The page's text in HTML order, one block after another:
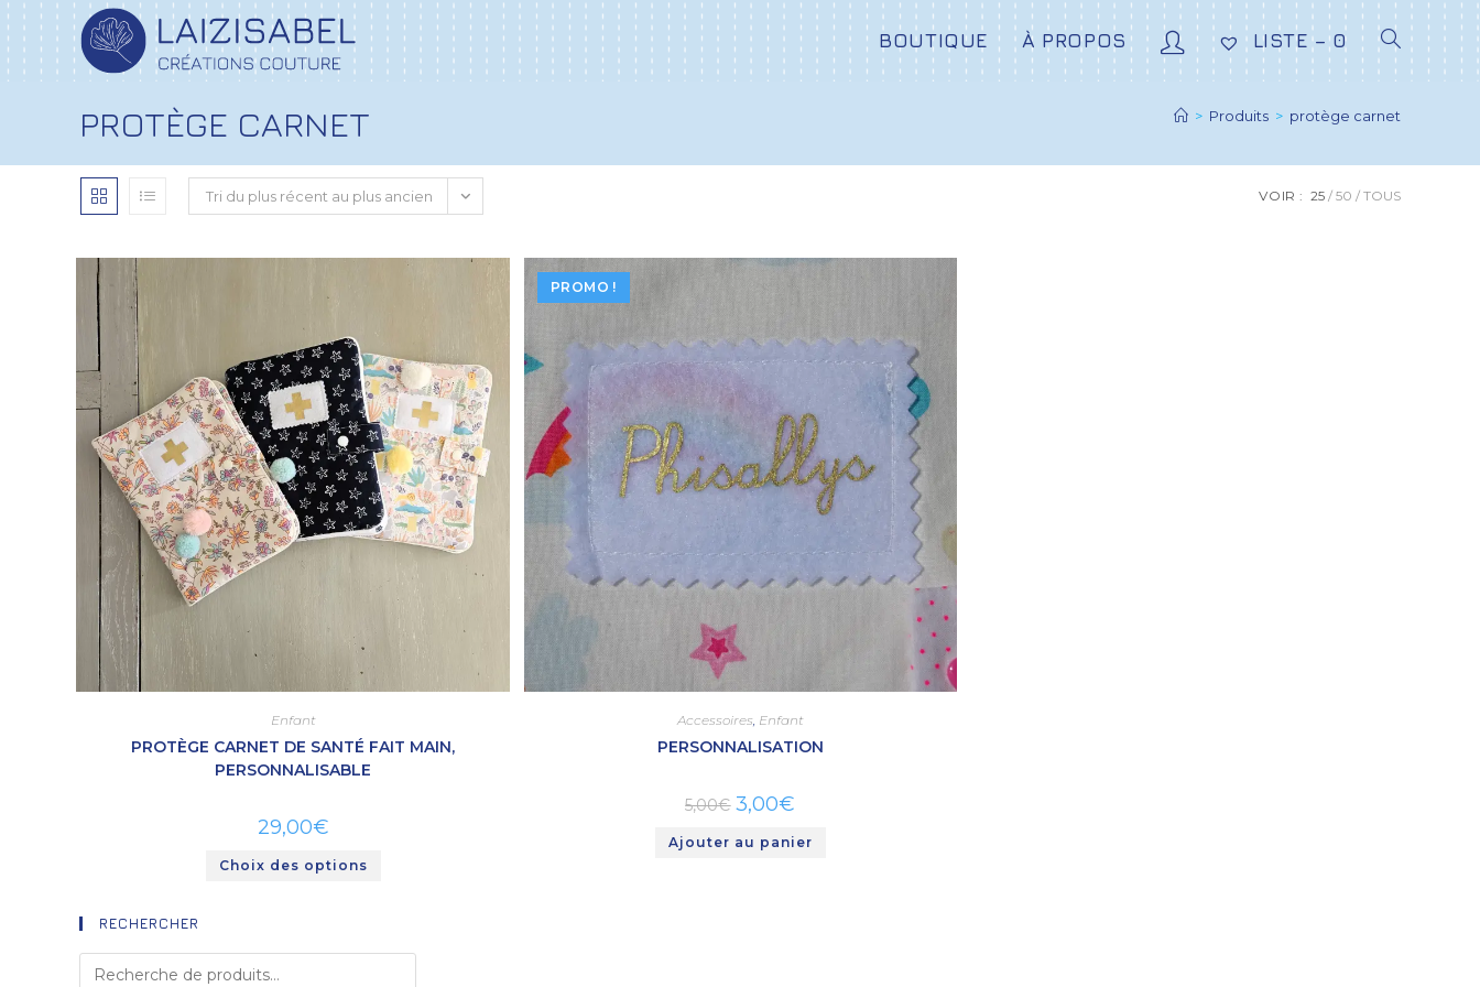
BOUTIQUE À PROPOS LISTE –0
PROTÈGE CARNET > Produits > protège carnet
Tri du plus récent au plus ancien VOIR : 25 50 TOUS
Enfant
PROTÈGE CARNET DE SANTÉ FAIT MAIN,
PERSONNALISABLE
29,00€
Choix des options
PROMO !
Accessoires Enfant
PERSONNALISATION
5,00€ 3,00€
Ajouter au panier
RECHERCHER